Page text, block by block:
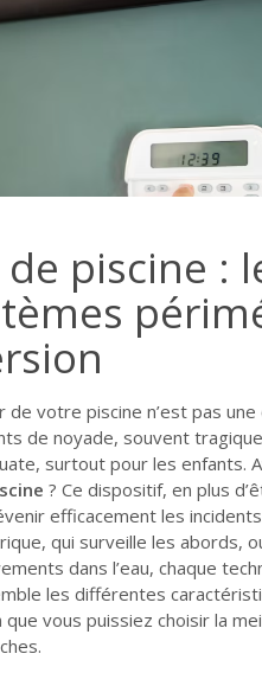
piscine :
de votre piscine n’est pas
de noyade, souvent
surtout pour les enfants.
? Ce dispositif, en plus
efficacement les
qui surveille les abords,
dans l’eau, chaque
les différentes
que vous puissiez choisir la